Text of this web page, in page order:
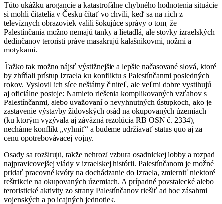
Túto ukážku arogancie a katastrofálne chybného hodnotenia situácie
si mohli čitatelia v Česku čítať vo chvíli, keď sa na nich z
televíznych obrazoviek valili šokujúce správy o tom, že
Palestínčania možno nemajú tanky a lietadlá, ale stovky izraelských
dedinčanov teroristi práve masakrujú kalašnikovmi, nožmi a
motykami.
Ťažko tak možno nájsť výstižnejšie a lepšie načasované slová, ktoré
by zhŕňali prístup Izraela ku konfliktu s Palestínčanmi posledných
rokov. Vyslovil ich síce neštátny činiteľ, ale veľmi dobre vystihujú
aj oficiálne postoje: Namieto riešenia komplikovaných vzťahov s
Palestínčanmi, alebo uvažovaní o nevyhnutných ústupkoch, ako je
zastavenie výstavby židovských osád na okupovaných územiach
(ku ktorým vyzývala aj záväzná rezolúcia RB OSN č. 2334),
necháme konflikt „vyhniť“ a budeme udržiavať status quo aj za
cenu opotrebovávacej vojny.
Osady sa rozširujú, takže nehrozí vzbura osadníckej lobby a rozpad
najpravicovejšej vlády v izraelskej histórii. Palestínčanom je možné
pridať pracovné kvóty na dochádzanie do Izraela, zmierniť niektoré
reštrikcie na okupovaných územiach. A prípadné povstalecké alebo
teroristické aktivity zo strany Palestínčanov riešiť ad hoc zásahmi
vojenských a policajných jednotiek.